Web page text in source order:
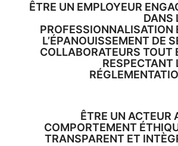
ÊTRE UN EMPLOYEUR
DANS
PROFESSIONNALISATION
L’ÉPANOUISSEMENT DE
COLLABORATEURS TOUT
RESPECTANT
ÊTRE UN ACTEUR
COMPORTEMENT
TRANSPARENT ET